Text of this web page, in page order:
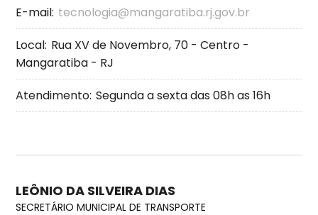
E-mail: tecnologia@mangaratiba.rj.gov.br
Local: Rua XV de Novembro, 70 - Centro -
Mangaratiba - RJ
Atendimento: Segunda a sexta das 08h as 16h
LEÔNIO DA SILVEIRA DIAS
SECRETÁRIO MUNICIPAL DE TRANSPORTE